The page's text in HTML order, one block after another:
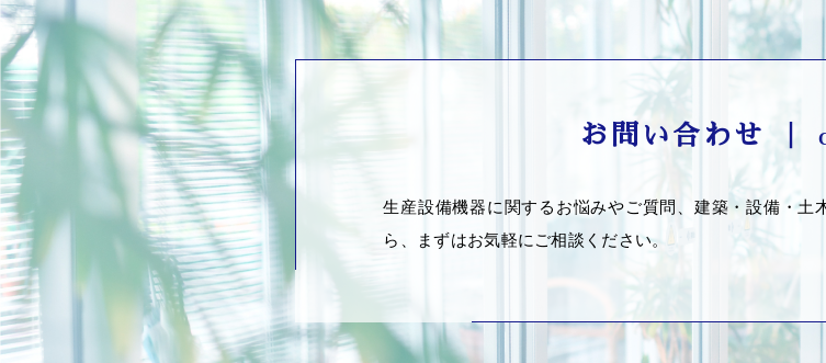
お問い合わせ ｜
生産設備機器に関するお悩みやご質問、建築・設備・土
ら、まずはお気軽にご相談ください。